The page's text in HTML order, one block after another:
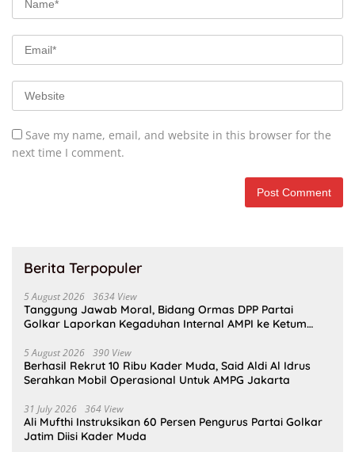
Save my name, email, and website in this browser for the
next time I comment.
Berita Terpopuler
5 August 2026 3634 View
Tanggung Jawab Moral, Bidang Ormas DPP Partai
Golkar Laporkan Kegaduhan Internal AMPI ke Ketum
5 August 2026 390 View
Berhasil Rekrut 10 Ribu Kader Muda, Said Aldi Al Idrus
Serahkan Mobil Operasional Untuk AMPG Jakarta
31 July 2026 364 View
Ali Mufthi Instruksikan 60 Persen Pengurus Partai Golkar
Jatim Diisi Kader Muda